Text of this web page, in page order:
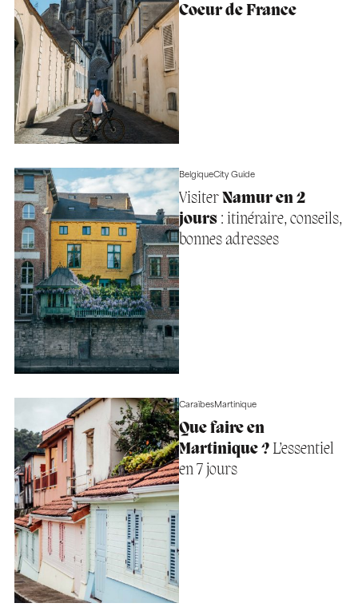
Coeur de France
BelgiqueCity Guide
Visiter Namur en 2
jours: itinéraire, conseils,
bonnes adresses
CaraïbesMartinique
Que faire en
Martinique ?L’essentiel
en 7 jours